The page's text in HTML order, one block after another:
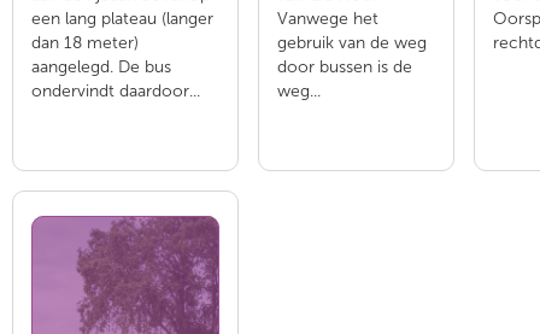
een lang plateau (langer
dan 18 meter)
aangelegd. De bus
ondervindt daardoor...
Vanwege het
gebruik van de weg
door bussen is de
weg...